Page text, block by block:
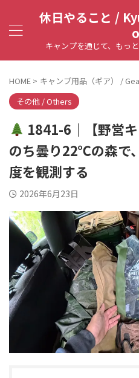
休日やること /
o
キャンプを通じて、もっ
HOME > キャンプ用品（ギア） /
その他 / Others
1841-6｜【野営
のち曇り22℃の森で
度を観測する
2026年6月23日